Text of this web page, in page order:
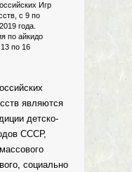
Игр
с 9 по
года.
по айкидо
по 16
являются
детско-
СССР,
социально